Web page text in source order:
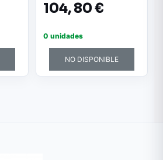
104,80 €
0 unidades
NO DISPONIBLE